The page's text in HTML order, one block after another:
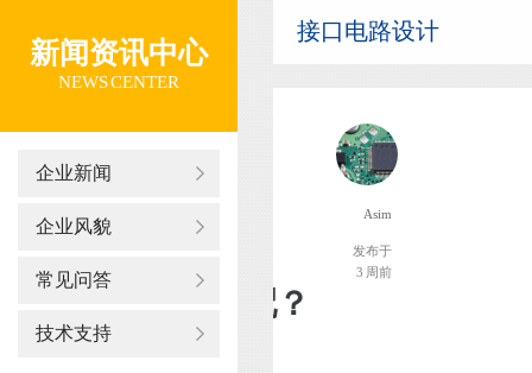
新闻资讯中心
NEWS CENTER
企业新闻
企业风貌
常见问答
技术支持
接口电路设计
Asim
发布于
3 周前
模电感怎么搭配？